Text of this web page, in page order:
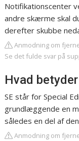
Notifikationscenter
andre skærme skal
derefter skubbe
Anmodning om
Se det fulde svar på
Hvad
SE står for Special
grundlæggende en
således en del af
Anmodning om